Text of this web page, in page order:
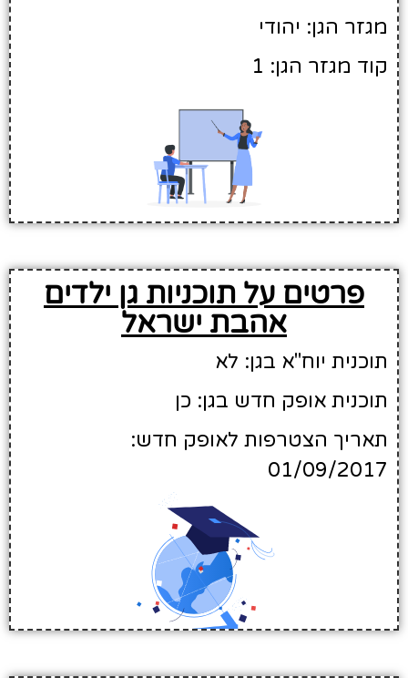
מגזר הגן: יהודי
קוד מגזר הגן: 1
פרטים על תוכניות גן ילדים
אהבת ישראל
תוכנית יוח"א בגן: לא
תוכנית אופק חדש בגן: כן
תאריך הצטרפות לאופק חדש:
01/09/2017